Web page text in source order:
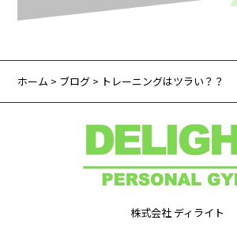
ホーム > ブログ > トレーニングはツラい？？
株式会社 ディライト